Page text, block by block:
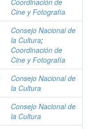
Coordinación de
Cine y Fotografía
Consejo Nacional de
la Cultura;
Coordinación de
Cine y Fotografía
Consejo Nacional de
la Cultura
Consejo Nacional de
la Cultura